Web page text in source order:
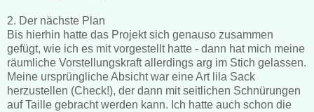
2. Der nächste Plan
Bis hierhin hatte das Projekt sich genauso zusammen
gefügt, wie ich es mit vorgestellt hatte - dann hat mich meine
räumliche Vorstellungskraft allerdings arg im Stich gelassen.
Meine ursprüngliche Absicht war eine Art lila Sack
herzustellen (Check!), der dann mit seitlichen Schnürungen
auf Taille gebracht werden kann. Ich hatte auch schon die